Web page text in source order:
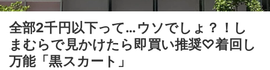
全部2千円以下って…ウソでしょ？！し
まむらで見かけたら即買い推奨♡着回し
万能「黒スカート」